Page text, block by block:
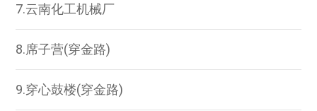
7.云南化工机械厂
8.席子营(穿金路)
9.穿心鼓楼(穿金路)